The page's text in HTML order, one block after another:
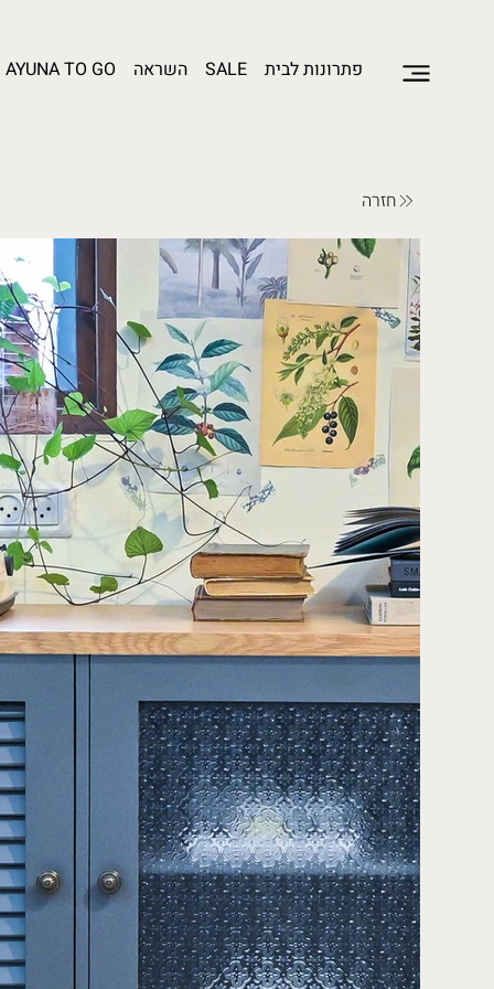
פתרונות לבית SALE השראה AYUNA TO GO
חזרה